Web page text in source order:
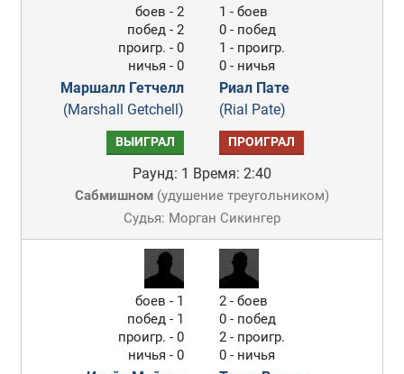
боев - 2
побед - 2
проигр. - 0
ничья - 0
Маршалл Гетчелл
(Marshall Getchell)
1 - боев
0 - побед
1 - проигр.
0 - ничья
Риал Пате
(Rial Pate)
ВЫИГРАЛ ПРОИГРАЛ
Раунд: 1 Время: 2:40
Сабмишном(удушение треугольником)
Судья: Морган Сикингер
боев - 1
побед - 1
проигр. - 0
ничья - 0
2 - боев
0 - побед
2 - проигр.
0 - ничья